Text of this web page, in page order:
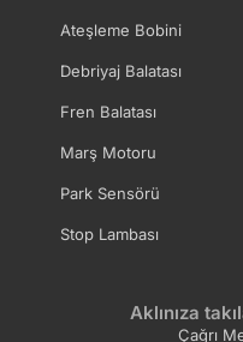
Ateşleme Bobini
Debriyaj Balatası
Fren Balatası
Marş Motoru
Park Sensörü
Stop Lambası
Aklınıza
Çağrı